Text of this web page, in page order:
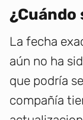
¿Cuándo
La fecha
aún no ha
que podría
compañía